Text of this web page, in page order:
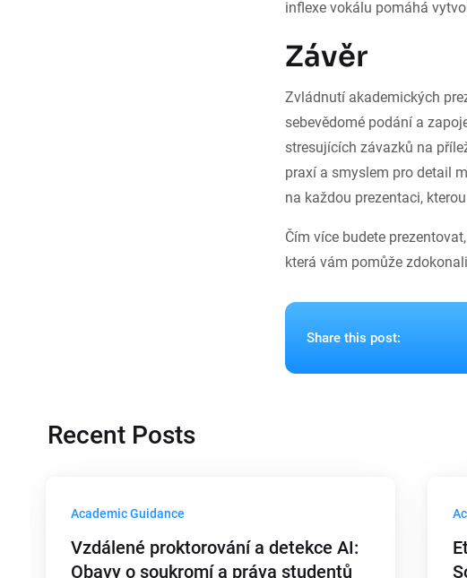
inflexe vokálu pomáhá
Závěr
Zvládnutí akademických
sebevědomé podání a
stresujících závazků na
praxí a smyslem pro detail
na každou prezentaci,
Čím více budete
která vám pomůže
Share this post:
Recent Posts
Academic Guidance
Vzdálené proktorování a detekce AI:
Obavy o soukromí a práva studentů